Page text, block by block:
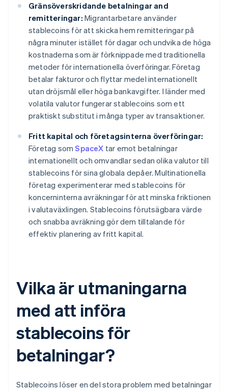
Gränsöverskridande betalningar and
remitteringar: Migrantarbetare använder
stablecoins för att skicka hem remitteringar på
några minuter istället för dagar och undvika de höga
kostnaderna som är förknippade med traditionella
metoder för internationella överföringar. Företag
betalar fakturor och flyttar medel internationellt
utan dröjsmål eller höga bankavgifter. I länder med
volatila valutor fungerar stablecoins som ett
praktiskt substitut i många typer av transaktioner.
Fritt kapital och företagsinterna överföringar:
Företag somSpaceX tar emot betalningar
internationellt och omvandlar sedan olika valutor till
stablecoins för sina globala depåer. Multinationella
företag experimenterar med stablecoins för
koncerninterna avräkningar för att minska friktionen
i valutaväxlingen. Stablecoins förutsägbara värde
och snabba avräkning gör dem tilltalande för
effektiv planering av fritt kapital.
Vilka är utmaningarna
med att införa
stablecoins för
betalningar?
Stablecoins löser en del stora problem med betalningar